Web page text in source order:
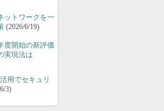
ットワークを一
(2026/6/19)
度開始の新評価
実現法は
用でセキュリ
3)